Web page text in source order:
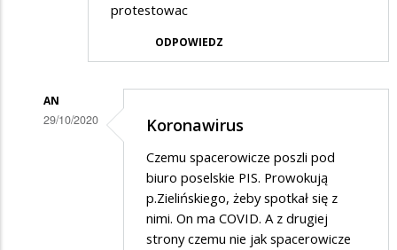
protestowac
ODPOWIEDZ
AN
29/10/2020 Koronawirus
Czemu spacerowicze poszli pod
biuro poselskie PIS. Prowokują
p.Zielińskiego, żeby spotkał się z
nimi. On ma COVID. A z drugiej
strony czemu nie jak spacerowicze